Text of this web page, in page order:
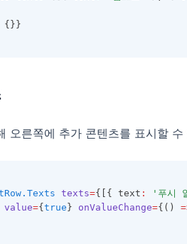
{}}
오른쪽에 추가 콘텐츠를 표시할 수
texts={[{ text : '푸시
value={ true } onValueChange={()